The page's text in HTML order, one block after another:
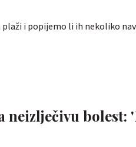
i popijemo li ih nekoliko
neizlječivu bolest: